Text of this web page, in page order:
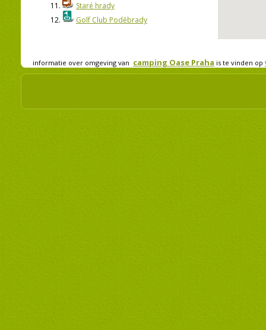
11.
Staré hrady
12.
Golf Club Poděbrady
informatie over omgeving van camping Oase Praha is te vinden op